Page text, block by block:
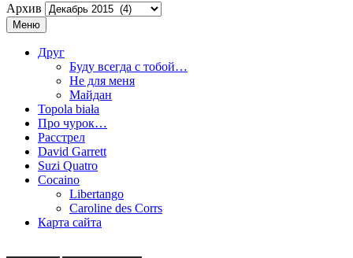
Архив
Меню
Друг
Буду всегда с тобой…
Не для меня
Майдан
Topola biała
Про чурок…
Расстрел
David Garrett
Suzi Quatro
Cocaino
Libertango
Caroline des Corrs
Карта сайта